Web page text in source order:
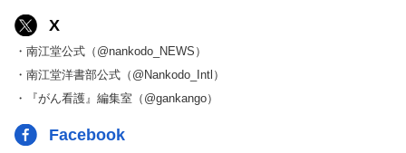
X
・南江堂公式（@nankodo_NEWS）
・南江堂洋書部公式（@Nankodo_Intl）
・『がん看護』編集室（@gankango）
Facebook